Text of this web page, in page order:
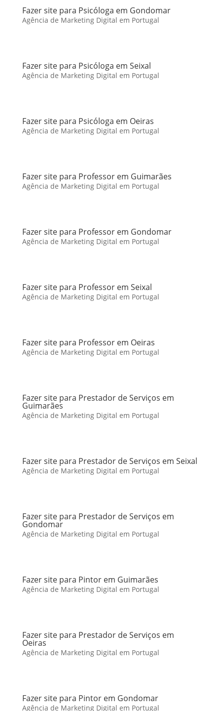
Fazer site para Psicóloga em Gondomar
Agência de Marketing Digital em Portugal
Fazer site para Psicóloga em Seixal
Agência de Marketing Digital em Portugal
Fazer site para Psicóloga em Oeiras
Agência de Marketing Digital em Portugal
Fazer site para Professor em Guimarães
Agência de Marketing Digital em Portugal
Fazer site para Professor em Gondomar
Agência de Marketing Digital em Portugal
Fazer site para Professor em Seixal
Agência de Marketing Digital em Portugal
Fazer site para Professor em Oeiras
Agência de Marketing Digital em Portugal
Fazer site para Prestador de Serviços em
Guimarães
Agência de Marketing Digital em Portugal
Fazer site para Prestador de Serviços em Seixal
Agência de Marketing Digital em Portugal
Fazer site para Prestador de Serviços em
Gondomar
Agência de Marketing Digital em Portugal
Fazer site para Pintor em Guimarães
Agência de Marketing Digital em Portugal
Fazer site para Prestador de Serviços em
Oeiras
Agência de Marketing Digital em Portugal
Fazer site para Pintor em Gondomar
Agência de Marketing Digital em Portugal